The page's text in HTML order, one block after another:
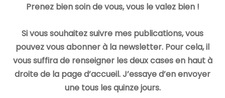
Prenez bien soin de vous, vous le valez bien !
Si vous souhaitez suivre mes publications, vous
pouvez vous abonner à la newsletter. Pour cela, il
vous suffira de renseigner les deux cases en haut à
droite de la page d’accueil. J’essaye d’en envoyer
une tous les quinze jours.